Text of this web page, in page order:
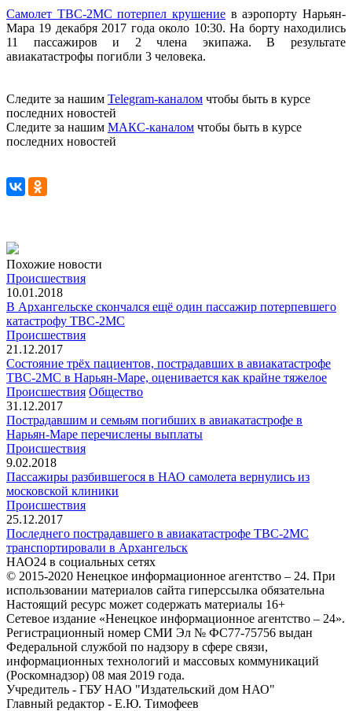
Самолет ТВС-2МС потерпел крушение в аэропорту Нарьян-
Мара 19 декабря 2017 года около 10:30. На борту находились
11 пассажиров и 2 члена экипажа. В результате
авиакатастрофы погибли 3 человека.
Следите за нашим Telegram-каналом чтобы быть в курсе
последних новостей
Следите за нашим МАКС-каналом чтобы быть в курсе
последних новостей
Похожие новости
Происшествия
10.01.2018
В Архангельске скончался ещё один пассажир потерпевшего
катастрофу ТВС-2МС
Происшествия
21.12.2017
Состояние трёх пациентов, пострадавших в авиакатастрофе
ТВС-2МС в Нарьян-Маре, оценивается как крайне тяжелое
Происшествия Общество
31.12.2017
Пострадавшим и семьям погибших в авиакатастрофе в
Нарьян-Маре перечислены выплаты
Происшествия
9.02.2018
Пассажиры разбившегося в НАО самолета вернулись из
московской клиники
Происшествия
25.12.2017
Последнего пострадавшего в авиакатастрофе ТВС-2МС
транспортировали в Архангельск
НАО24 в социальных сетях
© 2015-2020 Ненецкое информационное агентство – 24. При
использовании материалов сайта гиперссылка обязательна
Настоящий ресурс может содержать материалы 16+
Сетевое издание «Ненецкое информационное агентство – 24».
Регистрационный номер СМИ Эл № ФС77-75756 выдан
Федеральной службой по надзору в сфере связи,
информационных технологий и массовых коммуникаций
(Роскомнадзор) 08 мая 2019 года.
Учредитель - ГБУ НАО "Издательский дом НАО"
Главный редактор - Е.Ю. Тимофеев